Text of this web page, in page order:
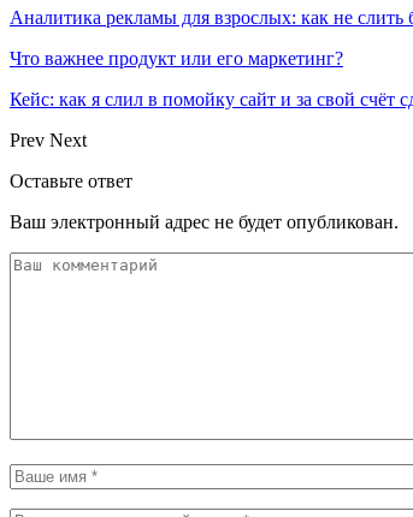
Аналитика рекламы для взрослых: как не
Что важнее продукт или его маркетинг?
Кейс: как я слил в помойку сайт и за свой счёт
Prev Next
Оставьте ответ
Ваш электронный адрес не будет опубликован.